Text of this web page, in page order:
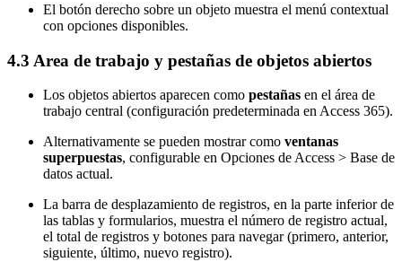
El botón derecho sobre un objeto muestra el menú contextual
con opciones disponibles.
4.3 Area de trabajo y pestañas de objetos abiertos
Los objetos abiertos aparecen como pestañas en el área de
trabajo central (configuración predeterminada en Access 365).
Alternativamente se pueden mostrar como ventanas
superpuestas, configurable en Opciones de Access > Base de
datos actual.
La barra de desplazamiento de registros, en la parte inferior de
las tablas y formularios, muestra el número de registro actual,
el total de registros y botones para navegar (primero, anterior,
siguiente, último, nuevo registro).